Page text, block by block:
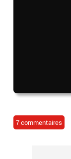
7 commentaires